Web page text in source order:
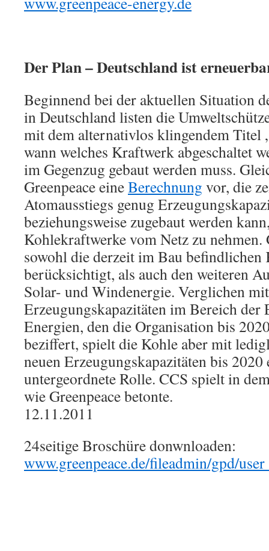
Der Plan – Deutschland ist
Beginnend bei der aktuellen Situation
in Deutschland listen die
mit dem alternativlos klingendem Titel
wann welches Kraftwerk abgeschaltet
im Gegenzug gebaut werden muss.
Greenpeace eineBerechnung vor, die
Atomausstiegs genug
beziehungsweise zugebaut werden
Kohlekraftwerke vom Netz zu nehmen.
sowohl die derzeit im Bau
berücksichtigt, als auch den weiteren
Solar- und Windenergie. Verglichen
Erzeugungskapazitäten im Bereich der
Energien, den die Organisation bis
beziffert, spielt die Kohle aber mit
neuen Erzeugungskapazitäten bis
untergeordnete Rolle. CCS spielt in
wie Greenpeace betonte.
12.11.2011
24seitige Broschüre donwnloaden:
www.greenpeace.de/fileadmin/gpd/